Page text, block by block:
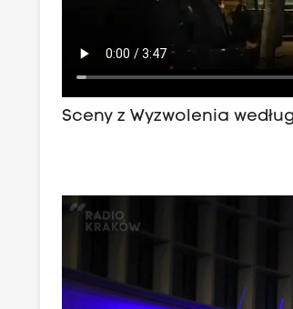
Sceny z Wyzwolenia